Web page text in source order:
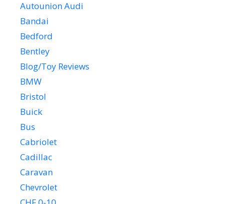
Autounion Audi
Bandai
Bedford
Bentley
Blog/Toy Reviews
BMW
Bristol
Buick
Bus
Cabriolet
Cadillac
Caravan
Chevrolet